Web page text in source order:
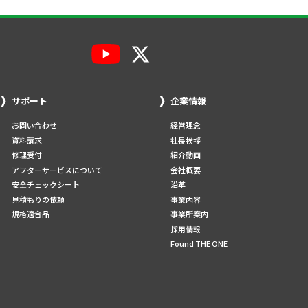
サポート
お問い合わせ
資料請求
修理受付
アフターサービスについて
安全チェックシート
見積もりの依頼
規格適合品
企業情報
経営理念
社長挨拶
紹介動画
会社概要
沿革
事業内容
事業所案内
採用情報
Found THE ONE